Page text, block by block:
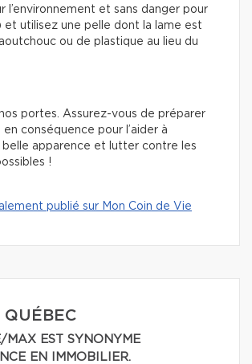
l’environnement et sans danger pour
et utilisez une pelle dont la lame est
ou de plastique au lieu du
nos portes. Assurez-vous de préparer
conséquence pour l’aider à
belle apparence et lutter contre les
!
publié sur Mon Coin de Vie
MAX EST SYNONYME
EN IMMOBILIER.